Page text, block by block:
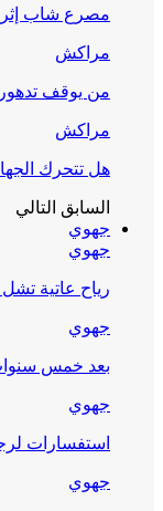
مصرع شاب إثر
مراكش
من يوقف تدهور
مراكش
هل تتحرك
السابق التالي
جهوي
جهوي
رياح عاتية تشل
جهوي
بعد خمس
جهوي
استفسارات
جهوي